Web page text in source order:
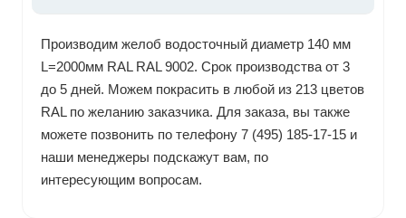
Производим желоб водосточный диаметр 140 мм
L=2000мм RAL RAL 9002. Срок производства от 3
до 5 дней. Можем покрасить в любой из 213 цветов
RAL по желанию заказчика. Для заказа, вы также
можете позвонить по телефону 7 (495) 185-17-15 и
наши менеджеры подскажут вам, по
интересующим вопросам.